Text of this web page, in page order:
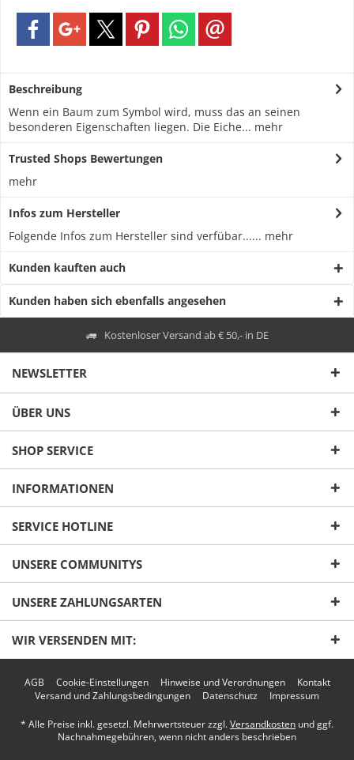
Beschreibung
Wenn ein Baum zum Symbol wird, muss das an seinen
besonderen Eigenschaften liegen. Die Eiche... mehr
Trusted Shops Bewertungen
mehr
Infos zum Hersteller
Folgende Infos zum Hersteller sind verfübar...... mehr
Kunden kauften auch
Kunden haben sich ebenfalls angesehen
Kostenloser Versand ab € 50,- in DE
NEWSLETTER
ÜBER UNS
SHOP SERVICE
INFORMATIONEN
SERVICE HOTLINE
UNSERE COMMUNITYS
UNSERE ZAHLUNGSARTEN
WIR VERSENDEN MIT:
AGB Cookie-Einstellungen Hinweise und Verordnungen
Kontakt
Versand und Zahlungsbedingungen
Datenschutz Impressum
* Alle Preise inkl. gesetzl. Mehrwertsteuer zzgl.Versandkosten und ggf.
Nachnahmegebühren, wenn nicht anders beschrieben